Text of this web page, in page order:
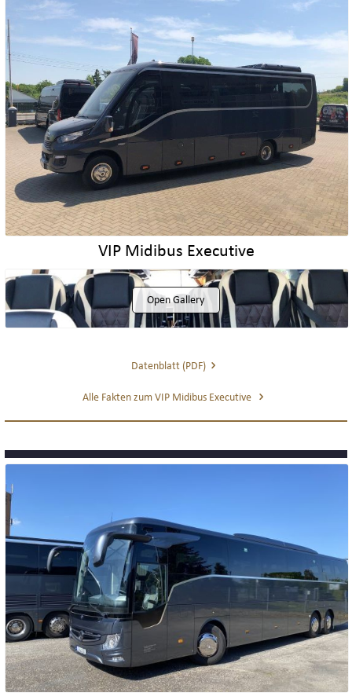
VIP Midibus Executive
Open Gallery
Datenblatt (PDF)
Alle Fakten zum VIP Midibus Executive